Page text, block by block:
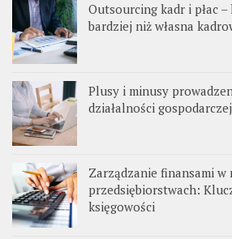
Outsourcing kadr i płac –
bardziej niż własna
Plusy i minusy
działalności gospodarczej
Zarządzanie finansami w
przedsiębiorstwach:
księgowości